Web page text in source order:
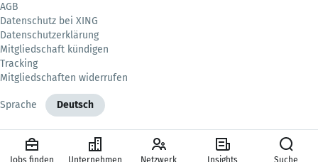
AGB
Datenschutz bei XING
Datenschutzerklärung
Mitgliedschaft kündigen
Tracking
Mitgliedschaften widerrufen
Sprache Deutsch
Jobs finden Unternehmen Netzwerk Insights Suche